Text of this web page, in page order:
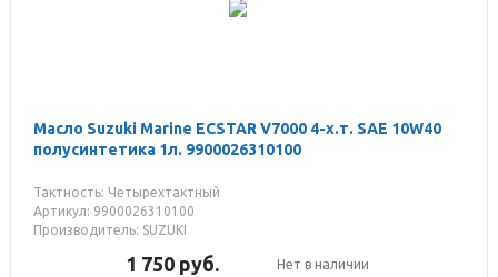
Масло Suzuki Marine ECSTAR V7000 4-х.т. SAE 10W40
полусинтетика 1л. 9900026310100
Тактность: Четырехтактный
Артикул: 9900026310100
Производитель: SUZUKI
1 750 руб. Нет в наличии